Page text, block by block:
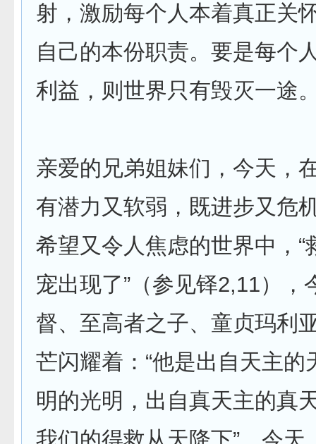
射，激励每个人本着真正关
自己的本份职责。要是每个
利益，则世界只有毁灭一途
亲爱的兄弟姐妹们，今天，
有潜力又软弱，既进步又危
希望又令人焦虑的世界中，“
宠出现了”（参见铎2,11），
督、至高者之子、童贞玛利
芒闪耀着：“他是出自天主的
明的光明，出自真天主的真
我们的得救从天降下”。今天